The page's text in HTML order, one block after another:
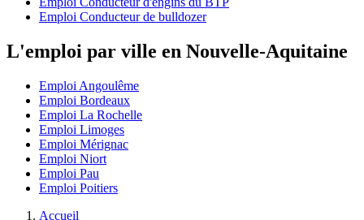
Emploi Conducteur de bulldozer
L'emploi par ville en Nouvelle-Aquitaine
Emploi Angoulême
Emploi Bordeaux
Emploi La Rochelle
Emploi Limoges
Emploi Mérignac
Emploi Niort
Emploi Pau
Emploi Poitiers
Accueil